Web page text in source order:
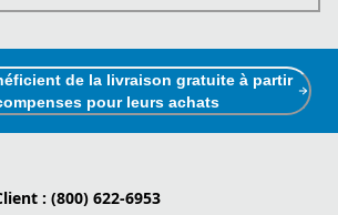
de la livraison gratuite à partir
pour leurs achats
: (800) 622-6953